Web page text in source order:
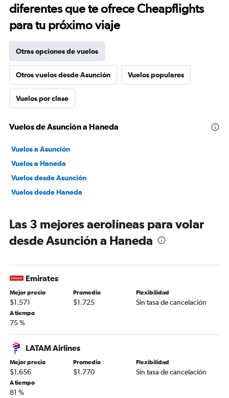
diferentes que te ofrece Cheapflights
para tu próximo viaje
Otras opciones de vuelos
Otros vuelos desde Asunción Vuelos populares
Vuelos por clase
Vuelos de Asunción a Haneda
Vuelos a Asunción
Vuelos a Haneda
Vuelos desde Asunción
Vuelos desde Haneda
Las 3 mejores aerolíneas para volar
desde Asunción a Haneda
Emirates
Mejor precio
$1.571
Promedio
$1.725
Flexibilidad
Sin tasa de cancelación
A tiempo
75 %
LATAM Airlines
Mejor precio
$1.656
Promedio
$1.770
Flexibilidad
Sin tasa de cancelación
A tiempo
81 %